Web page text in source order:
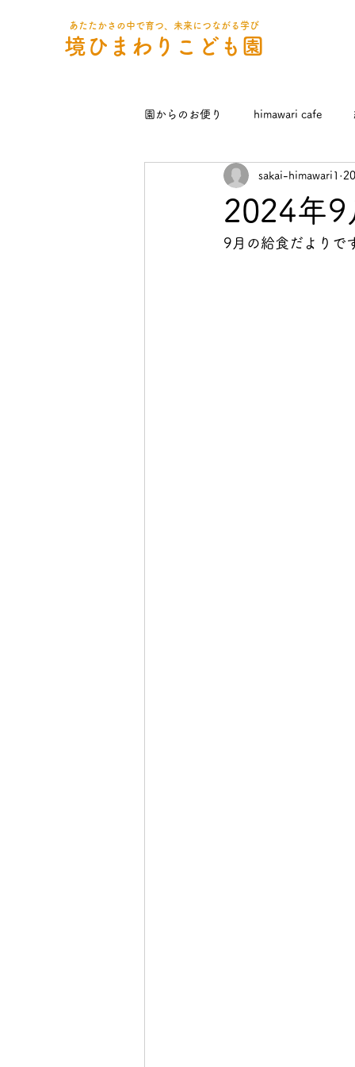
あたたかさの中で育つ、未来につながる学び
境ひまわりこども園
園からのお便り himawari cafe
2024年
sakai-himawari1
9月の給食だよりで